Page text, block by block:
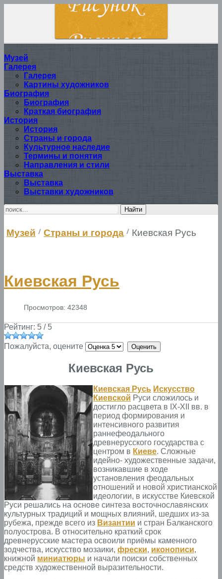
Музей
Галерея
Галерея
Картины художников
Биография
Биография
Краткая биография
История
История
Страны и города
Культурное наследие
Термины и понятия
Направления и стили
Выставка
Выставка
Выставки художников
Найти
Музей Страны и города Киевская Русь
Киевская Русь
Просмотров: 42348
Рейтинг: 5 / 5
Пожалуйста, оцените
Киевская Русь
Киевская Русь Искусство
Киевской Руси сложилось и
достигло расцвета в IX-XII вв. в
период формирования и
интенсивного развития
раннефеодального
древнерусского государства с
центром в Киеве. Сложные
идейно- художественные задачи,
возникавшие в ходе
установления феодальных
отношений и новой христианской
идеологии, в искусстве Киевской
Руси решались на основе синтеза восточнославянских
культурных традиций и мощных влияний, шедших из-за
рубежа, прежде всего из Византии и стран Балканского
полуострова. В относительно краткий срок
древнерусские мастера освоили приёмы каменного
зодчества, искусство мозаики, фрески, иконописи,
книжной миниатюры и начали поиски собственных
средств художественной выразительности.